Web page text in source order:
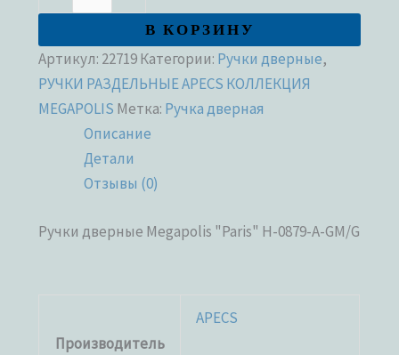
В КОРЗИНУ
Артикул: 22719Категории: Ручки дверные,
РУЧКИ РАЗДЕЛЬНЫЕ APECS КОЛЛЕКЦИЯ
MEGAPOLIS Метка: Ручка дверная
Описание
Детали
Отзывы (0)
Ручки дверные Megapolis "Paris" H-0879-A-GM/G
Производитель
APECS